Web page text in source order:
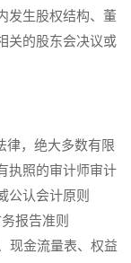
发生股权结构、董
关的股东会决议或
，绝大多数有限
执照的审计师审计
公认会计原则
报告准则
现金流量表、权益